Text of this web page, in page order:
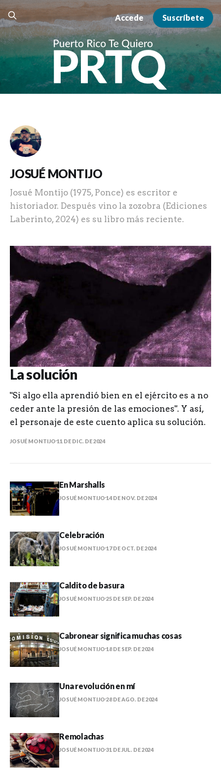
Accede Suscríbete
JOSUÉ MONTIJO
Josué Montijo (1975, Ponce) es escritor e
historiador. Después vino la zozobra (Ediciones
Laberinto, 2024) es su libro más reciente.
La solución
"Si algo ella aprendió bien en el ejército es a no
ceder ante la presión de las emociones". Y así,
el personaje de este cuento aplica su solución.
JOSUÉ MONTIJO 11 DE DIC. DE 2024
En Marshalls
JOSUÉ MONTIJO 14 DE NOV. DE 2024
Celebración
JOSUÉ MONTIJO 17 DE OCT. DE 2024
Caldito de basura
JOSUÉ MONTIJO 25 DE SEP. DE 2024
Cabronear significa muchas cosas
JOSUÉ MONTIJO 18 DE SEP. DE 2024
Una revolución en mí
JOSUÉ MONTIJO 28 DE AGO. DE 2024
Remolachas
JOSUÉ MONTIJO 31 DE JUL. DE 2024